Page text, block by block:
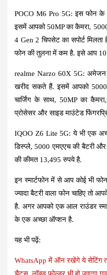
POCO M6 Pro 5G: इस फोन के
इसमें आपको 50MP का कैमरा,
4 Gen 2 चिपसेट का सपोर्ट
फोन की तुलना में कम है. इसे आप
realme Narzo 60X 5G: अमेजन
खरीद सकते हैं. इसमें आपको 5000
चार्जिंग के साथ, 50MP का
प्रोसेसर और साइड माउंटेड
IQOO Z6 Lite 5G: ये भी एक
डिस्प्ले, 5000 एमएएच की बैटरी और
की कीमत 13,495 रुपये है.
इन स्मार्टफोन में से आप कोई भी
ज्यादा बैटरी वाला फोन चाहिए
है. अगर आपको एक आल राउंडर
के एक अच्छा ऑप्शन है.
यह भी पढ़ें:
WhatsApp में ऑन रखेंगे ये सेटिंग
चैट्स, लॉक्ड फोल्डर भी हो जाएगा